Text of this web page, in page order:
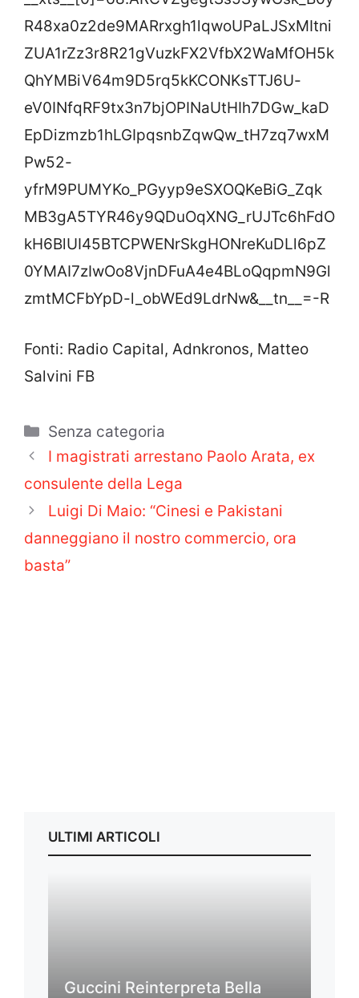
R48xa0z2de9MARrxgh1lqwoUPaLJSxMItni
ZUA1rZz3r8R21gVuzkFX2VfbX2WaMfOH5k
QhYMBiV64m9D5rq5kKCONKsTTJ6U-
eV0INfqRF9tx3n7bjOPINaUtHIh7DGw_kaD
EpDizmzb1hLGIpqsnbZqwQw_tH7zq7wxM
Pw52-
yfrM9PUMYKo_PGyyp9eSXOQKeBiG_Zqk
MB3gA5TYR46y9QDuOqXNG_rUJTc6hFdO
kH6BlUI45BTCPWENrSkgHONreKuDLl6pZ
0YMAI7zIwOo8VjnDFuA4e4BLoQqpmN9Gl
zmtMCFbYpD-l_obWEd9LdrNw&__tn__=-R
Fonti: Radio Capital, Adnkronos, Matteo
Salvini FB
Categorie
Senza categoria
I magistrati arrestano Paolo Arata, ex
consulente della Lega
Luigi Di Maio: “Cinesi e Pakistani
danneggiano il nostro commercio, ora
basta”
ULTIMI ARTICOLI
Guccini Reinterpreta Bella